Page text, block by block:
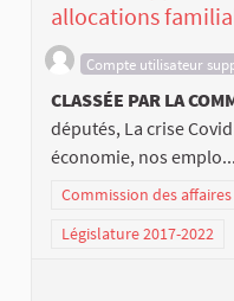
allocations
Compte utilisateur
CLASSÉE PAR LA
députés, La crise
économie, nos emplo...
Commission des
Législature 2017-2022